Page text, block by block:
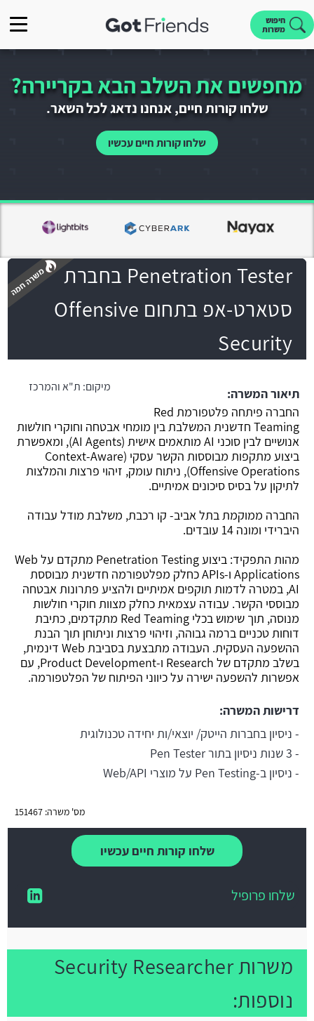
חיפוש
משרות
מחפשים את השלב הבא בקריירה?
שלחו קורות חיים, אנחנו נדאג לכל השאר.
שלחו קורות חיים עכשיו
Penetration Tester בחברת
סטארט-אפ בתחום Offensive
Security
מיקום: ת"א והמרכז
תיאור המשרה:
החברה פיתחה פלטפורמת Red
Teaming חדשנית המשלבת בין מומחי אבטחה וחוקרי חולשות
אנושיים לבין סוכני AI מותאמים אישית (AI Agents), ומאפשרת
ביצוע מתקפות מבוססות הקשר עסקי (Context-Aware
Offensive Operations), ניתוח עומק, זיהוי פרצות והמלצות
לתיקון על בסיס סיכונים אמיתיים.
החברה ממוקמת בתל אביב- קו רכבת, משלבת מודל עבודה
היברידי ומונה 14 עובדים.
מהות התפקיד: ביצוע Penetration Testing מתקדם על Web
Applications ו-APIs כחלק מפלטפורמה חדשנית מבוססת
AI, במטרה לדמות תוקפים אמיתיים ולהציע פתרונות אבטחה
מבוססי הקשר. עבודה עצמאית כחלק מצוות חוקרי חולשות
מנוסה, תוך שימוש בכלי Red Teaming מתקדמים, כתיבת
דוחות טכניים ברמה גבוהה, וזיהוי פרצות וניתוחן תוך הבנת
ההשפעה העסקית. העבודה מתבצעת בסביבת Web דינמית,
בשלב מתקדם של Research ו-Product Development, עם
אפשרות להשפעה ישירה על כיווני הפיתוח של הפלטפורמה.
דרישות המשרה:
- ניסיון בחברות הייטק/ יוצאי/ות יחידה טכנולוגית
- 3 שנות ניסיון בתור Pen Tester
- ניסיון ב-Pen Testing על מוצרי Web/API
מס' משרה: 151467
שלחו קורות חיים עכשיו
שלחו פרופיל
משרות Security Researcher
נוספות: